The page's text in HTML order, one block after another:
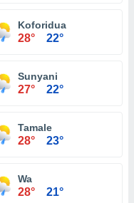
Koforidua
28° 22°
Sunyani
27° 22°
Tamale
28° 23°
Wa
28° 21°